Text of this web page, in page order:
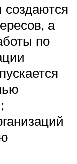
а
по